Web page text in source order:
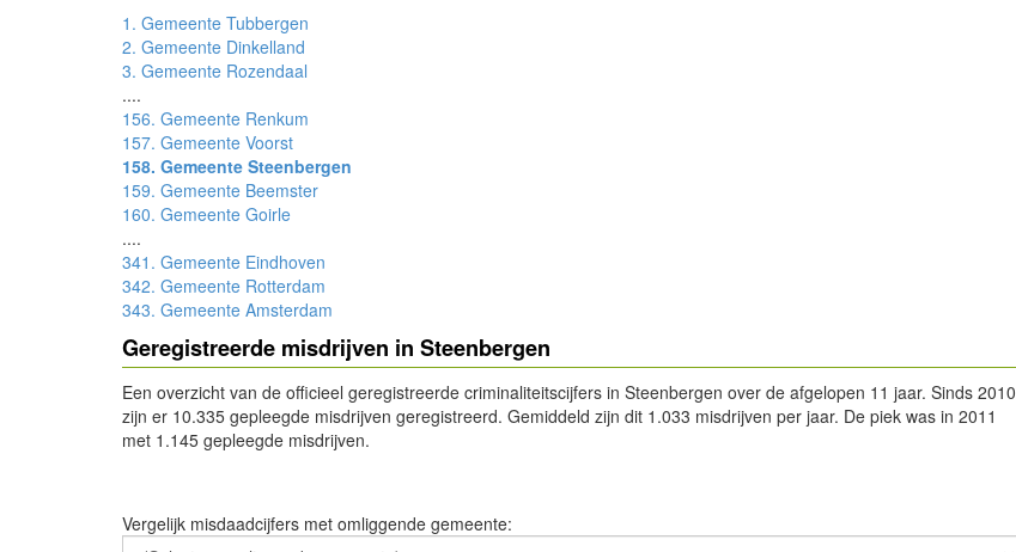
1. Gemeente Tubbergen
2. Gemeente Dinkelland
3. Gemeente Rozendaal
....
156. Gemeente Renkum
157. Gemeente Voorst
158. Gemeente Steenbergen
159. Gemeente Beemster
160. Gemeente Goirle
....
341. Gemeente Eindhoven
342. Gemeente Rotterdam
343. Gemeente Amsterdam
Geregistreerde misdrijven in Steenbergen
Een overzicht van de officieel geregistreerde criminaliteitscijfers in Steenbergen over de afgelopen 11 jaar. Sinds 2010
zijn er 10.335 gepleegde misdrijven geregistreerd. Gemiddeld zijn dit 1.033 misdrijven per jaar. De piek was in 2011
met 1.145 gepleegde misdrijven.
Vergelijk misdaadcijfers met omliggende gemeente: